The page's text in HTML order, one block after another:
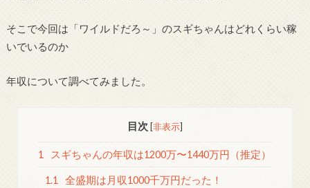
そこで今回は「ワイルドだろ～」のスギちゃんはどれくらい稼
いでいるのか
年収について調べてみました。
目次 [非表示]
1 スギちゃんの年収は1200万〜1440万円（推定）
1.1 全盛期は月収1000千万円だった！